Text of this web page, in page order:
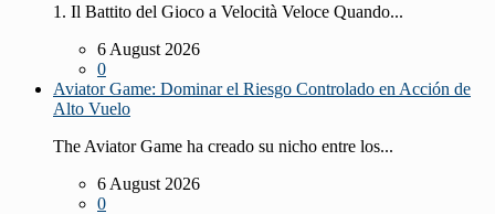
1. Il Battito del Gioco a Velocità Veloce Quando...
6 August 2026
0
Aviator Game: Dominar el Riesgo Controlado en Acción de
Alto Vuelo
The Aviator Game ha creado su nicho entre los...
6 August 2026
0